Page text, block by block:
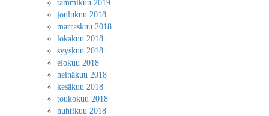
tammikuu 2019
joulukuu 2018
marraskuu 2018
lokakuu 2018
syyskuu 2018
elokuu 2018
heinäkuu 2018
kesäkuu 2018
toukokuu 2018
huhtikuu 2018